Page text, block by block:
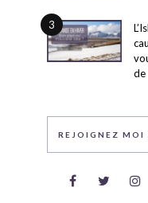
3
REJOIGNEZ MOI